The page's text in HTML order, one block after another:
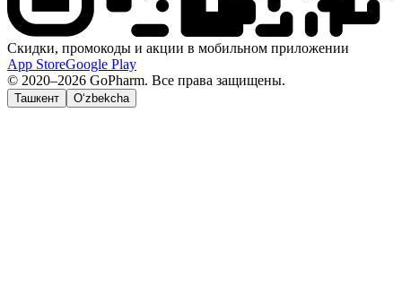
Скидки, промокоды и акции в мобильном приложении
App StoreGoogle Play
© 2020–2026 GoPharm. Все права защищены.
Ташкент O‘zbekcha